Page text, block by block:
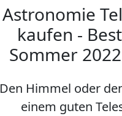
Astronomie
kaufen -
Sommer 2022
Den Himmel oder
einem guten